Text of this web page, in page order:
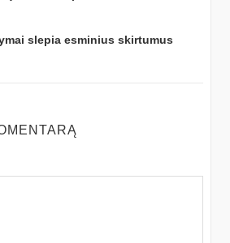
slepia esminius skirtumus